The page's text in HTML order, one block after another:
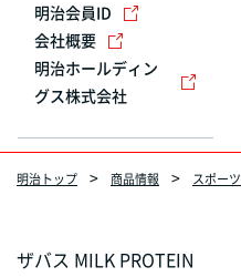
明治会員ID
会社概要
明治ホールディン
グス株式会社
明治トップ 商品情報 スポーツ
ザバス MILK PROTEIN